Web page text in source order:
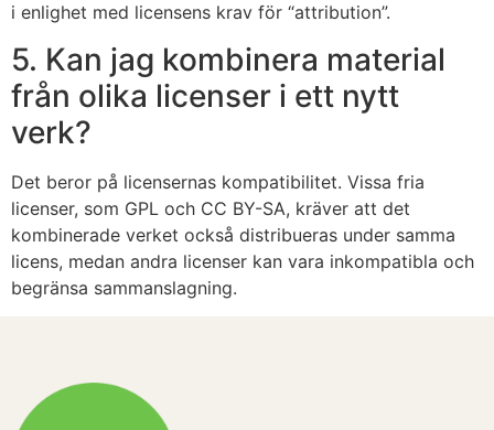
i enlighet med licensens krav för “attribution”.
5. Kan jag kombinera material
från olika licenser i ett nytt
verk?
Det beror på licensernas kompatibilitet. Vissa fria
licenser, som GPL och CC BY-SA, kräver att det
kombinerade verket också distribueras under samma
licens, medan andra licenser kan vara inkompatibla och
begränsa sammanslagning.